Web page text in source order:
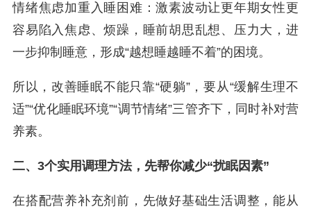
情绪焦虑加重入睡困难：激素波动让更年期女性更
容易陷入焦虑、烦躁，睡前胡思乱想、压力大，进
一步抑制睡意，形成“越想睡越睡不着”的困境。
所以，改善睡眠不能只靠“硬躺”，要从“缓解生理不
适”“优化睡眠环境”“调节情绪”三管齐下，同时补对营
养素。
二、3个实用调理方法，先帮你减少“扰眠因素”
在搭配营养补充剂前，先做好基础生活调整，能从